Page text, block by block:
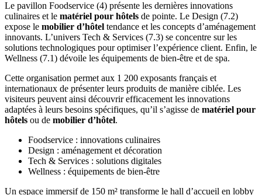
Le pavillon Foodservice (4) présente les dernières innovations
culinaires et le matériel pour hôtels de pointe. Le Design (7.2)
expose le mobilier d’hôtel tendance et les concepts d’aménagement
innovants. L’univers Tech & Services (7.3) se concentre sur les
solutions technologiques pour optimiser l’expérience client. Enfin, le
Wellness (7.1) dévoile les équipements de bien-être et de spa.
Cette organisation permet aux 1 200 exposants français et
internationaux de présenter leurs produits de manière ciblée. Les
visiteurs peuvent ainsi découvrir efficacement les innovations
adaptées à leurs besoins spécifiques, qu’il s’agisse de matériel pour
hôtels ou de mobilier d’hôtel.
Foodservice : innovations culinaires
Design : aménagement et décoration
Tech & Services : solutions digitales
Wellness : équipements de bien-être
Un espace immersif de 150 m² transforme le hall d’accueil en lobby